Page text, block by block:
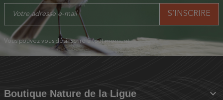
Vous pouvez vous désinscrire à tout moment.
Boutique Nature de la Ligue 